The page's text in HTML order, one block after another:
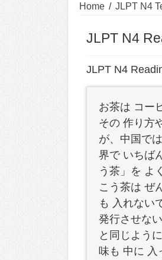
Home / JLPT N4
JLPT N4
JLPT N4
お茶は コー
その 作り方
が、中国で
界で いちば
う茶」を よ
こう茶は ぜ
も 入れない
発行させな
と同じよう
味も 中に 入